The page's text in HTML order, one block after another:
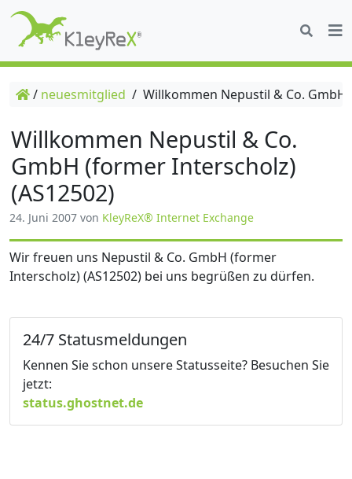
/ neuesmitglied / Willkommen Nepustil & Co.
Willkommen Nepustil & Co.
GmbH (former Interscholz)
(AS12502)
24. Juni 2007 von KleyReX® Internet Exchange
Wir freuen uns Nepustil & Co. GmbH (former
Interscholz) (AS12502) bei uns begrüßen zu dürfen.
24/7 Statusmeldungen
Kennen Sie schon unsere Statusseite? Besuchen Sie
jetzt:
status.ghostnet.de